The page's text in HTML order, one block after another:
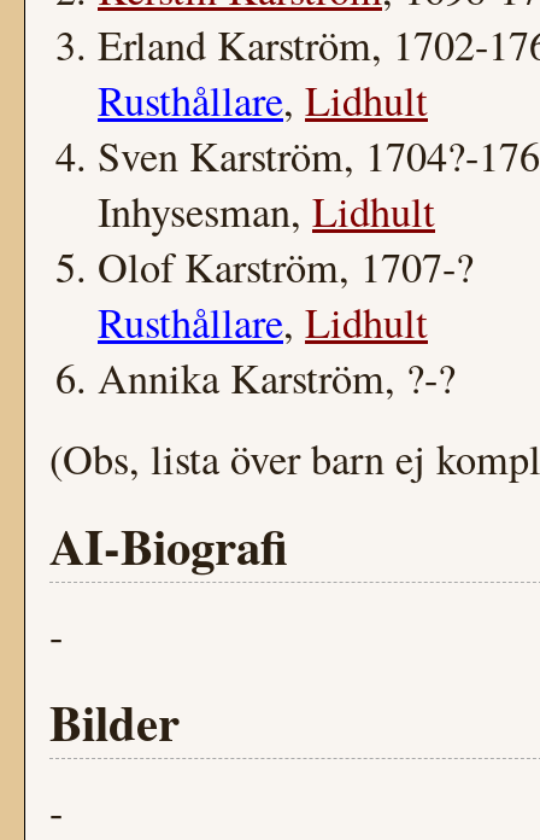
Erland Karström, 1702-
Rusthållare, Lidhult
Sven Karström, 1704?-
Inhysesman, Lidhult
Olof Karström, 1707-?
Rusthållare, Lidhult
Annika Karström, ?-?
(Obs, lista över barn ej
AI-Biografi
-
Bilder
-